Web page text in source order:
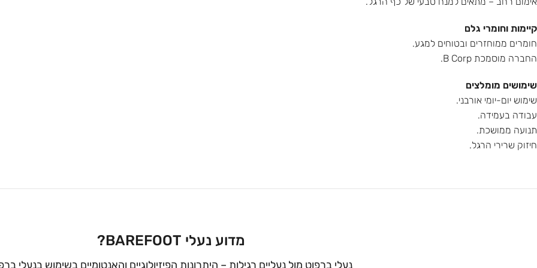
קיימות וחומרי גלם
חומרים ממוחזרים ובטוחים למגע.
החברה מוסמכת B Corp.
שימושים מומלצים
שימוש יום-יומי אורבני.
עבודה בעמידה.
תנועה ממושכת.
חיזוק שרירי הרגל.
מדוע נעלי BAREFOOT?
נעלי ברפוט מול נעליים רגילות – היתרונות הפיזיולוגיים והאנטומיים בשימוש בנעלי